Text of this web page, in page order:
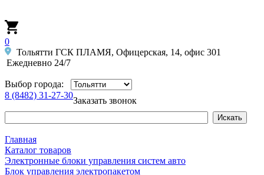
0
Тольятти ГСК ПЛАМЯ, Офицерская, 14, офис 301
Ежедневно 24/7
Выбор города:
8 (8482) 31-27-30
Заказать звонок
Главная
Каталог товаров
Электронные блоки управления систем авто
Блок управления электропакетом